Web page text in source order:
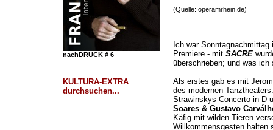
nachDRUCK # 6
KULTURA-EXTRA
durchsuchen...
(Quelle: operamrhein.de)
Ich war
Premiere - mit SACRE
überschrieben; und was
Als erstes gab es mit
des modernen
Strawinskys Concerto in D
Soares & Gustavo
Käfig mit wilden Tieren
Willkommensgesten halten